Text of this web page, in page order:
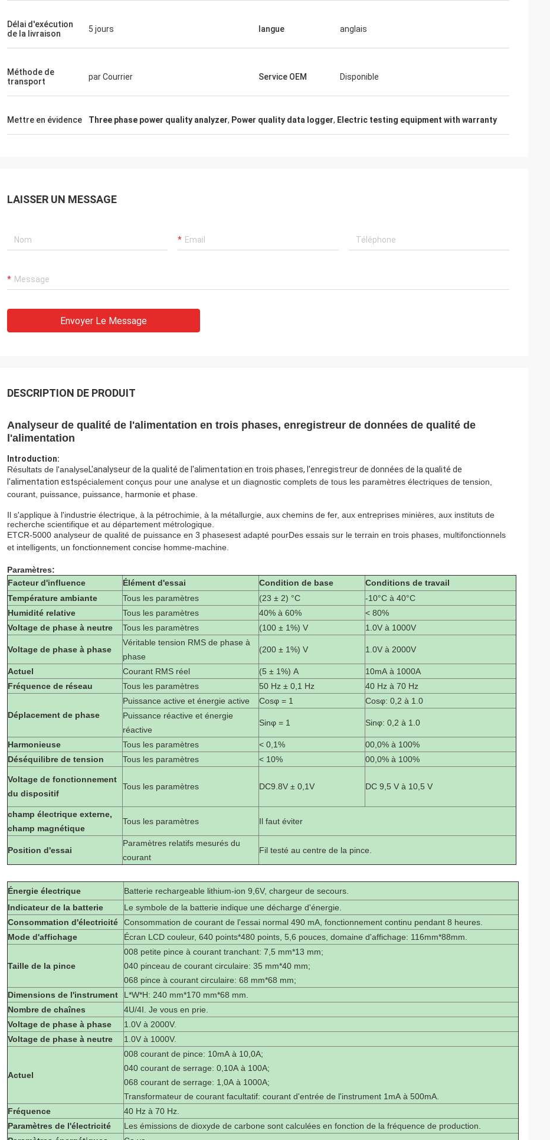
Délai d'exécution
de la livraison
5 jours langue anglais
Méthode de
transport
par Courrier Service OEM Disponible
Mettre en évidence Three phase power quality analyzer, Power quality data logger, Electric testing equipment with warranty
LAISSER UN MESSAGE
Envoyer Le Message
DESCRIPTION DE PRODUIT
Analyseur de qualité de l'alimentation en trois phases, enregistreur de données de qualité de
l'alimentation
Introduction:
Résultats de l'analyseL'analyseur de la qualité de l'alimentation en trois phases, l'enregistreur de données de la qualité de
l'alimentation estspécialement conçus pour une analyse et un diagnostic complets de tous les paramètres électriques de tension,
courant, puissance, puissance, harmonie et phase.
Il s'applique à l'industrie électrique, à la pétrochimie, à la métallurgie, aux chemins de fer, aux entreprises minières, aux instituts de
recherche scientifique et au département métrologique.
ETCR-5000 analyseur de qualité de puissance en 3 phasesest adapté pourDes essais sur le terrain en trois phases, multifonctionnels
et intelligents, un fonctionnement concise homme-machine.
Paramètres:
Facteur d'influence
Élément d'essai Condition de base
Conditions de travail
Température ambiante
Tous les paramètres (23 ± 2) °C
-10°C à 40°C
Humidité relative
Tous les paramètres 40% à 60%
< 80%
Voltage de phase à neutre
Tous les paramètres (100 ± 1%) V 1.0V à 1000V
Voltage de phase à phase
Véritable tension RMS de phase à
phase
(200 ± 1%) V 1.0V à 2000V
Actuel Courant RMS réel (5 ± 1%) A
10mA à 1000A
Fréquence de réseau
Tous les paramètres 50 Hz ± 0,1 Hz 40 Hz à 70 Hz
Déplacement de phase
Puissance active et énergie active Cosφ = 1
Cosφ: 0,2 à 1.0
Puissance réactive et énergie
réactive
Sinφ = 1 Sinφ: 0,2 à 1.0
Harmonieuse Tous les paramètres < 0,1%
00,0% à 100%
Déséquilibre de tension
Tous les paramètres < 10% 00,0% à 100%
Voltage de fonctionnement
du dispositif
Tous les paramètres DC9.8V ± 0,1V DC 9,5 V à 10,5 V
champ électrique externe,
champ magnétique
Tous les paramètres Il faut éviter
Position d'essai
Paramètres relatifs mesurés du
courant
Fil testé au centre de la pince.
Énergie électrique
Batterie rechargeable lithium-ion 9,6V, chargeur de secours.
Indicateur de la batterie
Le symbole de la batterie indique une décharge d'énergie.
Consommation d'électricité
Consommation de courant de l'essai normal 490 mA, fonctionnement continu pendant 8 heures.
Mode d'affichage
Écran LCD couleur, 640 points*480 points, 5,6 pouces, domaine d'affichage: 116mm*88mm.
Taille de la pince
008 petite pince à courant tranchant: 7,5 mm*13 mm;
040 pinceau de courant circulaire: 35 mm*40 mm;
068 pince à courant circulaire: 68 mm*68 mm;
Dimensions de l'instrument
L*W*H: 240 mm*170 mm*68 mm.
Nombre de chaînes
4U/4I. Je vous en prie.
Voltage de phase à phase
1.0V à 2000V.
Voltage de phase à neutre
1.0V à 1000V.
Actuel
008 courant de pince: 10mA à 10,0A;
040 courant de serrage: 0,10A à 100A;
068 courant de serrage: 1,0A à 1000A;
Transformateur de courant facultatif: courant d'entrée de l'instrument 1mA à 500mA.
Fréquence
40 Hz à 70 Hz.
Paramètres de l'électricité
Les émissions de dioxyde de carbone sont calculées en fonction de la fréquence de production.